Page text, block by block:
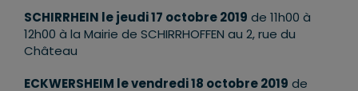
SCHIRRHEIN le jeudi 17 octobre 2019 de 11h00 à
12h00 à la Mairie de SCHIRRHOFFEN au 2, rue du
Château
ECKWERSHEIM le vendredi 18 octobre 2019 de